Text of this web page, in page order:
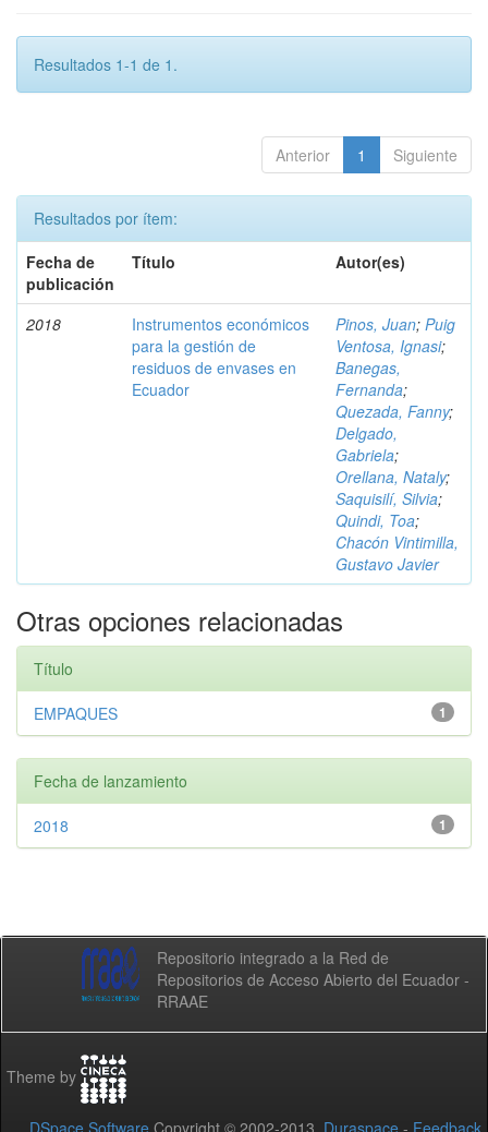
Resultados 1-1 de 1.
Anterior 1 Siguiente
Resultados por ítem:
Fecha de
publicación
Título Autor(es)
2018
Instrumentos económicos
para la gestión de
residuos de envases en
Ecuador
Pinos, Juan; Puig
Ventosa, Ignasi;
Banegas,
Fernanda;
Quezada, Fanny;
Delgado,
Gabriela;
Orellana, Nataly;
Saquisilí, Silvia;
Quindi, Toa;
Chacón Vintimilla,
Gustavo Javier
Otras opciones relacionadas
Título
1
EMPAQUES
Fecha de lanzamiento
1
2018
Repositorio integrado a la Red de
Repositorios de Acceso Abierto del Ecuador -
RRAAE
Theme by
DSpace Software Copyright © 2002-2013 Duraspace - Feedback